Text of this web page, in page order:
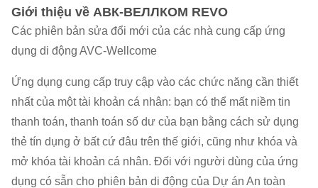
Giới thiệu về АВК-ВЕЛЛКОМ REVO
Các phiên bản sửa đổi mới của các nhà cung cấp ứng
dụng di động AVC-Wellcome
Ứng dụng cung cấp truy cập vào các chức năng cần thiết
nhất của một tài khoản cá nhân: bạn có thể mất niềm tin
thanh toán, thanh toán số dư của bạn bằng cách sử dụng
thẻ tín dụng ở bất cứ đâu trên thế giới, cũng như khóa và
mở khóa tài khoản cá nhân. Đối với người dùng của ứng
dụng có sẵn cho phiên bản di động của Dự án An toàn